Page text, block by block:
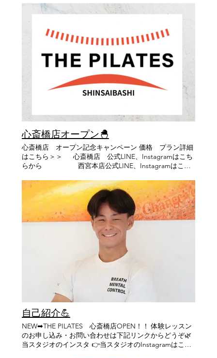
全身のバランスを整えていきます。 足の指や足裏の筋肉
重心位置や姿勢を身につけやすくなります！ 身体全体の
使い方が改善されることで、足だけでなく肩こりや腰痛
などの不調の軽減にも繋がります！ 一度 THE PILATES
で体験してみませんか？ お気軽にお問い合わせくださ
い☺︎ “今の自分"を大切にできていますか？ 毎日の積み重
ねが将来の健康へと繋がります。 忙しい日々の中でも、
少しだけ"今の自分"と向き合う時間を作ってみません
か？ THE PILATESで、“将来の自分の健康”のための心身
を整えていきましょう🍀 ＝＝＝＝＝＝＝＝＝＝＝＝＝＝
＝＝＝＝＝＝＝＝＝＝＝＝＝＝＝＝＝＝＝＝ ✨体験レッ
スン受付中✨ 👇 こちらから体験レッスンのお申し込みを
お願いします 👇 https://lin.ee/jbiNfKM 【HP】
https://www.the-pilates.com/ 【THE PILATES 本店】
【住所】 兵庫県 西宮市 北口町10-17 Grandi西宮北口2F
阪急 西宮 北口駅 北改札から徒歩3分 【電話番号】
0798－98－2200 【各主要駅からのアクセス】 阪急 大阪
駅から阪急西宮北口駅まで特急14分 宝塚 駅から阪急西宮
北口駅まで14分 【THE PILATES 心斎橋店】 【住所】 大
阪市 中央区 南船場 4丁目10-26 小倉屋山本 本店ビル3F ･
心斎橋 駅 から徒歩 3分 ･クリスタ長堀 北11階段 出て 徒
歩2分 ･四ツ橋 駅 から徒歩4分 ･本町 駅 14番出口 から徒
歩5分 【営業時間】 定休日なし 平日：9時〜21時（最終
レッスンは20時〜） 土日：9時～20時 (最終レッスンは
Instagramはこちら 僕のインスタもありますので是非フ
ォローよろしくい願いいたします！！！ 👉僕のインスタ
はこちら 改めまして！ 5月から入社しました井野彰人(い
のあきひと)と申します！ 実は僕、鍼灸師でして前は鍼灸
整骨院につとめておりました。 あとは現在も行かせてい
ただいてる高校サッカー部の方でトレーナーをしており
ます。 そこでの経験も活かしながら学んだことを皆様に
還元できるよう努めてまいりますので、 よろしくお願い
いたします。 受付でも気軽にお声掛けください！ さて、
今回は先日来て頂いたモニターの方のビフォーアフター
をお見せしたいと思います。 (遠いところありがとうござ
おみせします！ ビフ
ォー アフター 何が変わったかというと地面に対して垂
直に立てているのがお分かりいただけるかと思いま
す。 （ビフォーとアフターでは一目瞭然ですね！） ビ
フォーの姿勢は今にも前に倒れそうな感じですよね
（笑） ふくらはぎの筋肉たちが前に倒れそうな身体を倒
れないように頑張っている状態です。 そして前ももや背
中の筋肉も頑張っている状態です。 決して効率の良い立
ち方とは言えませんね！ これをある程度垂直に戻してあ
げることで、先ほど頑張っていた筋肉たちが頑張りすぎ
なくていいような姿勢になるわけです。 重心線から関節
の位置が離れれば離れるほど、重力によって関節が曲が
ろうとする力が強くなるため、それに伴って筋肉も関節
が曲がりすぎないように頑張るので比例して負担がかか
ってきます。 真っ直ぐ立てると「楽に立てる！！」「ス
ッとたてる！！」などの感覚が得られる方が多い印象で
す。 最後は前屈を見ていきます。
ー まずは床と指先の距離を見て頂ければ違いが分かりや
すいかと思います。 決して腕が伸びているわけではない
です。（笑） そこで見て頂きたいのは股関節から腰部(腰
椎)、胸部(胸腰椎移行部)にかけての弯曲の部分です。 少
し分かりにくいですがビフォーと比べて股関節の屈曲の
角度と胸腰部の弯曲が少しできたように見えます。 （ま
だまだ伸びしろはありそうですが、、、笑） 他にも見な
いといけないポイントはたくさんありますが、前屈で見
心斎橋店オープン🐣
心斎橋店 オープン記念キャンペーン 価格 プラン詳細
はこちら＞＞ 心斎橋店 公式LINE、Instagramはこち
らから 西宮本店公式LINE、Instagramはこち
ープンからⅠ週間が経ちました。 体験レッスンや本店か
ら移行してくださったお客様で、レッスンもどんどん 可
動してきています。 新店舗になり改めての発信となりま
すが、THE PILATES 心斎橋店も 本店と変わらず、お
子様連れ、産後ケアレッスンも承っております。 産後の
体型が気になる、お子様を預けないといけないと悩まれ
る前に、 Ⅰ度 THE PILATES の体験レッスン
へ！！ 体験レッスン申し込みはこちらから お菓子、飲み
物、玩具、お持ちいただくのもOKです。 ご不明点がご
は公式LINEから！！ THE PILATES | 西宮のピラティス
自己紹介💪
NEW➡THE PILATES 心斎橋店OPEN！！ 体験レッスン
のお申し込み・お問い合わせは下記リンクからどうぞ🌿
当スタジオのインスタ 👉当スタジオのInstagramはこち